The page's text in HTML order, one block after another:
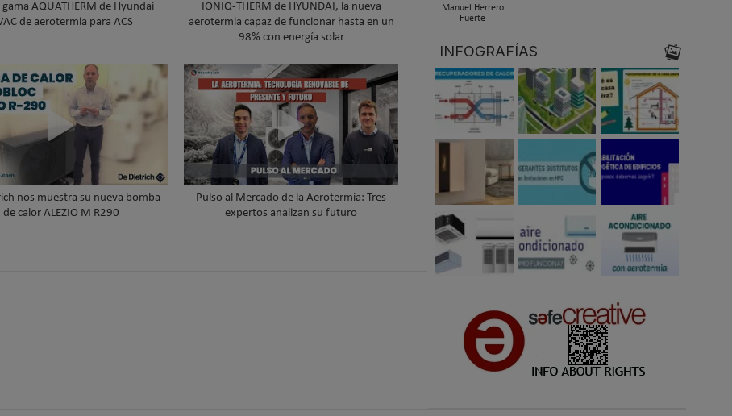
AQUATHERM de Hyundai
de aerotermia para ACS
IONIQ-THERM de HYUNDAI, la nueva
aerotermia capaz de funcionar hasta en un
98% con energía solar
nos muestra su nueva bomba
de calor ALEZIO M R290
Pulso al Mercado de la Aerotermia: Tres
expertos analizan su futuro
Manuel Herrero
Fuerte
INFOGRAFÍAS